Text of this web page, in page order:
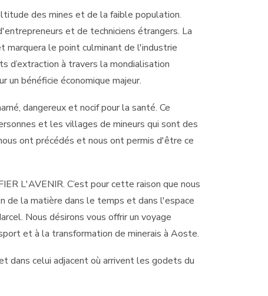
des mines et de la faible population.
et de techniciens étrangers. La
marquera le point culminant de l'industrie
d’extraction à travers la mondialisation
un bénéficie économique majeur.
dangereux et nocif pour la santé. Ce
et les villages de mineurs qui sont des
ont précédés et nous ont permis d'être ce
L'AVENIR. C’est pour cette raison que nous
de la matière dans le temps et dans l'espace
Nous désirons vous offrir un voyage
et à la transformation de minerais à Aoste.
dans celui adjacent où arrivent les godets du